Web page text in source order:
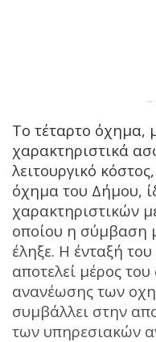
--
Το τέταρτο όχημα,
χαρακτηριστικά
λειτουργικό
όχημα του Δήμου,
χαρακτηριστικών
οποίου η σύμβαση
έληξε. Η ένταξή
αποτελεί μέρος
ανανέωσης των
συμβάλλει στην
των υπηρεσιακών